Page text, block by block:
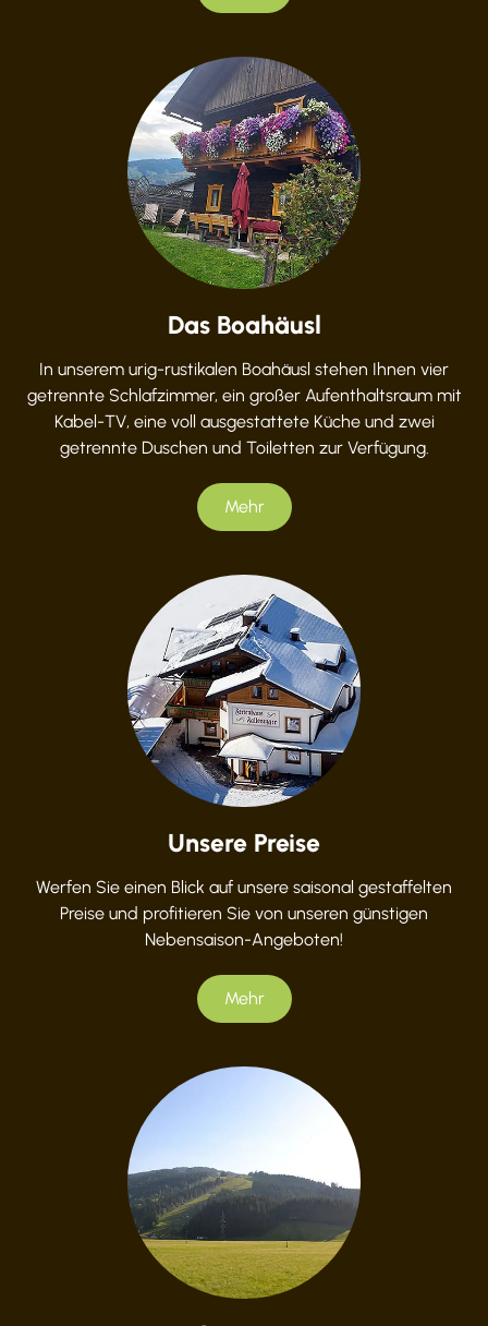
Das Boahäusl
In unserem urig-rustikalen Boahäusl stehen Ihnen vier
getrennte Schlafzimmer, ein großer Aufenthaltsraum mit
Kabel-TV, eine voll ausgestattete Küche und zwei
getrennte Duschen und Toiletten zur Verfügung.
Mehr
Unsere Preise
Werfen Sie einen Blick auf unsere saisonal gestaffelten
Preise und profitieren Sie von unseren günstigen
Nebensaison-Angeboten!
Mehr